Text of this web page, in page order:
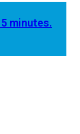
minutes.